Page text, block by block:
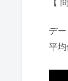
【
デ
平